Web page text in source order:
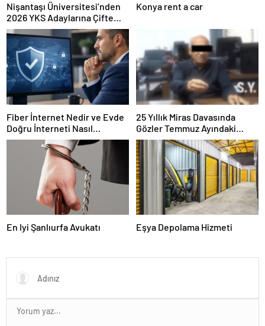
Nişantaşı Üniversitesi’nden
2026 YKS Adaylarına Çifte
Güvence: Sabit Ücret ve
Kesintisiz Burs
Konya rent a car
Fiber İnternet Nedir ve Evde
Doğru İnterneti Nasıl
Seçersiniz
25 Yıllık Miras Davasında
Gözler Temmuz Ayındaki
Karar Duruşmasına Çevrildi
En Iyi Şanlıurfa Avukatı Eşya Depolama Hizmeti